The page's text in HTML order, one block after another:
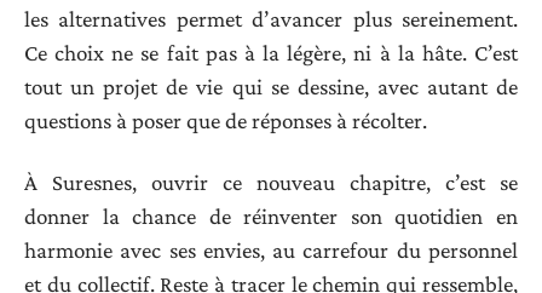
les alternatives permet d’avancer plus sereinement.
Ce choix ne se fait pas à la légère, ni à la hâte. C’est
tout un projet de vie qui se dessine, avec autant de
questions à poser que de réponses à récolter.
À Suresnes, ouvrir ce nouveau chapitre, c’est se
donner la chance de réinventer son quotidien en
harmonie avec ses envies, au carrefour du personnel
et du collectif. Reste à tracer le chemin qui ressemble,